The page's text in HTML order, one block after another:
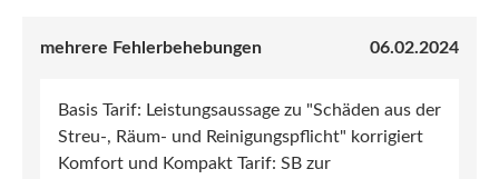
06.02.2024
mehrere Fehlerbehebungen
Basis Tarif: Leistungsaussage zu "Schäden aus der
Streu-, Räum- und Reinigungspflicht" korrigiert
Komfort und Kompakt Tarif: SB zur